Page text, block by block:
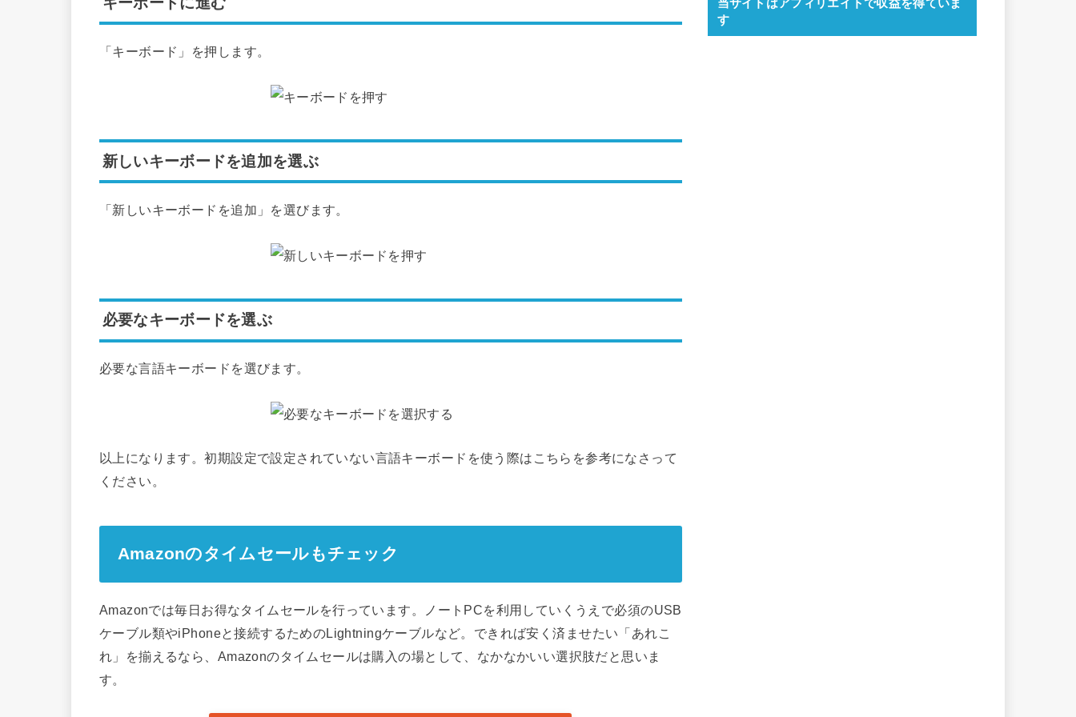
「キーボード」を押します。
新しいキーボードを追加を選ぶ
「新しいキーボードを追加」を選びます。
必要なキーボードを選ぶ
必要な言語キーボードを選びます。
以上になります。初期設定で設定されていない言語キーボードを使う際はこちらを参考になさって
ください。
Amazonのタイムセールもチェック
Amazonでは毎日お得なタイムセールを行っています。ノートPCを利用していくうえで必須のUSB
ケーブル類やiPhoneと接続するためのLightningケーブルなど。できれば安く済ませたい「あれこ
れ」を揃えるなら、Amazonのタイムセールは購入の場として、なかなかいい選択肢だと思いま
す。
す